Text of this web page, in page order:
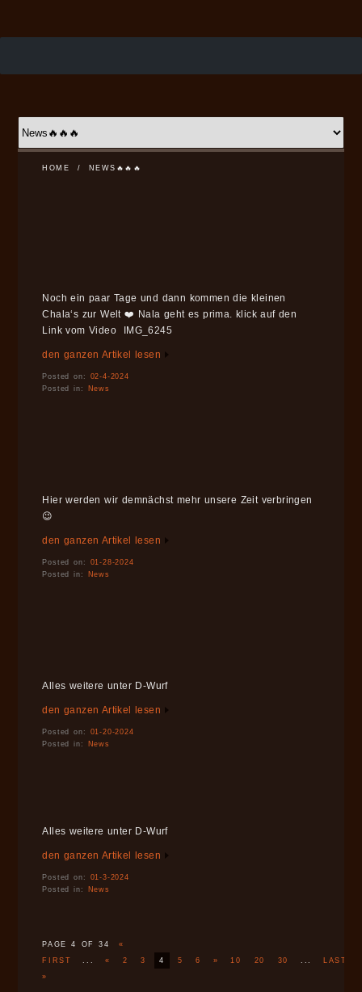
HOME / NEWS🔥🔥🔥
Noch ein paar Tage und dann kommen die kleinen
Chala‘s zur Welt ❤️ Nala geht es prima. klick auf den
Link vom Video IMG_6245
den ganzen Artikel lesen
Posted on: 02-4-2024
Posted in:
News
Hier werden wir demnächst mehr unsere Zeit verbringen
😉
den ganzen Artikel lesen
Posted on: 01-28-2024
Posted in:
News
Alles weitere unter D-Wurf
den ganzen Artikel lesen
Posted on: 01-20-2024
Posted in:
News
Alles weitere unter D-Wurf
den ganzen Artikel lesen
Posted on: 01-3-2024
Posted in:
News
PAGE 4 OF 34
«
FIRST
... « 2 3 4 5 6 » 10 20 30 ...
LAST
»